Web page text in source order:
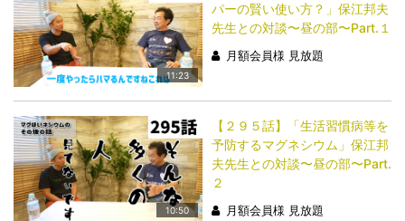
11:23
パーの賢い使い方？」保江邦夫
先生との対談〜昼の部〜Part.１
月額会員様 見放題
10:50
【２９５話】「生活習慣病等を
予防するマグネシウム」保江邦
夫先生との対談〜昼の部〜Part.
２
月額会員様 見放題